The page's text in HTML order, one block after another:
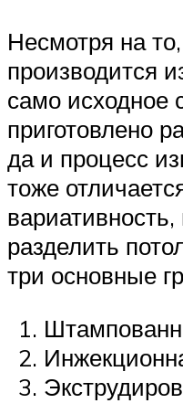
Несмотря на
производится
само исходное
приготовлено
да и процесс
тоже
вариативность,
разделить
три основные